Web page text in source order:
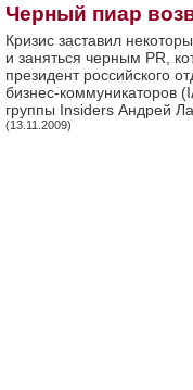
Черный пиар
Кризис заставил
и заняться черным PR,
президент российского
бизнес-коммуникаторов
группы Insiders Андрей
(13.11.2009)